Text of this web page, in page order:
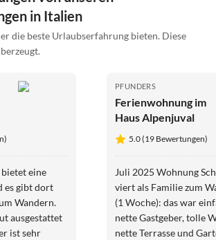
in Italien
die beste Urlaubserfahrung bieten. Diese
eine
es gibt dort
Wandern.
ausgestattet
ist sehr
PFUNDERS
Ferienwohnung im
Haus Alpenjuval
5.0 (19 Bewertungen)
Juli 2025 Wohnung
viert als Familie zum
(1 Woche): das war
nette Gastgeber, tolle
nette Terrasse und